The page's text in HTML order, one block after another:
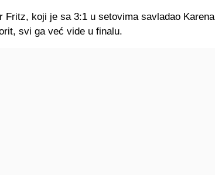
Fritz, koji je sa 3:1 u setovima savladao Karena
svi ga već vide u finalu.